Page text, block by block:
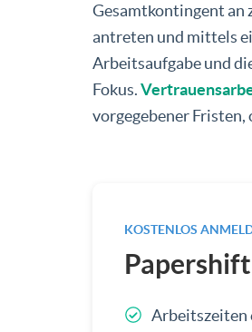
Gesamtkontingent an
antreten und mittels
Arbeitsaufgabe und
Fokus.
vorgegebener
KOSTENLOS
Arbeitszeiten